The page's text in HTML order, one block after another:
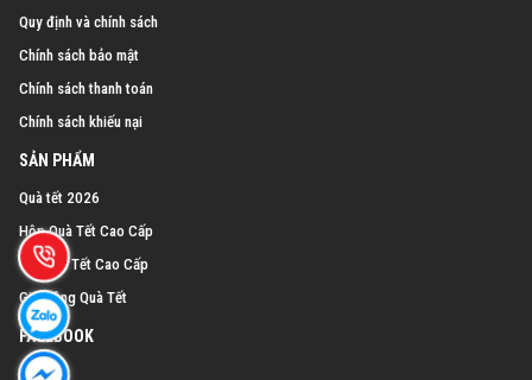
Quy định và chính sách
Chính sách bảo mật
Chính sách thanh toán
Chính sách khiếu nại
SẢN PHẨM
Quà tết 2026
Hộp Quà Tết Cao Cấp
Giỏ Quà Tết Cao Cấp
Gia Công Quà Tết
FACEBOOK